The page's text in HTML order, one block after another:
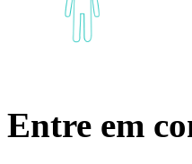
Entre em